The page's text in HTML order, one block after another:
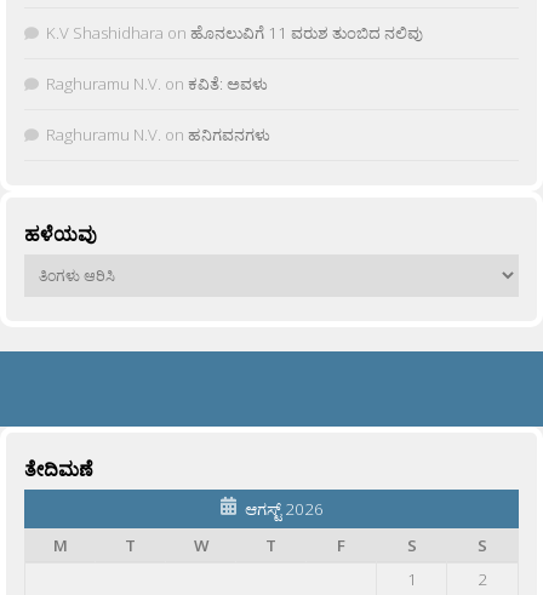
K.V Shashidhara on ಹೊನಲುವಿಗೆ 11 ವರುಶ ತುಂಬಿದ ನಲಿವು
Raghuramu N.V. on ಕವಿತೆ: ಅವಳು
Raghuramu N.V. on ಹನಿಗವನಗಳು
ಹಳೆಯವು
ಹಳೆಯವು
ತೇದಿಮಣೆ
ಆಗಸ್ಟ್ 2026
M
T W T F S
S
1
2